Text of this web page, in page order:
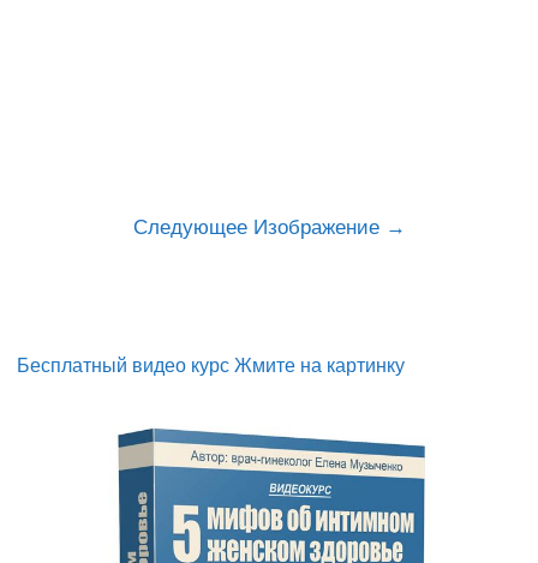
Следующее Изображение
Бесплатный видео курс Жмите на картинку